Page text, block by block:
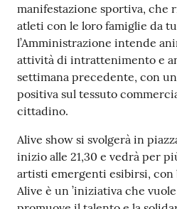
manifestazione sportiva, che
atleti con le loro famiglie da
l’Amministrazione intende
attività di intrattenimento e
settimana precedente, con
positiva sul tessuto
cittadino.
Alive show si svolgerà in
inizio alle 21,30 e vedrà per
artisti emergenti esibirsi,
Alive è un ’iniziativa che